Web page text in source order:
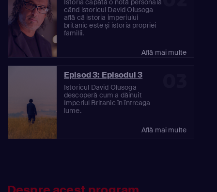
când istoricul David Olusoga
află că istoria imperiului
britanic este și istoria propriei
familii.
Află mai multe
Episod 3: Episodul 3
Istoricul David Olusoga
descoperă cum a dăinuit
Imperiul Britanic în întreaga
lume.
Află mai multe